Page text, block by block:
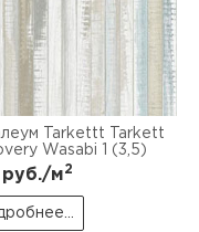
Tarkettt Tarkett
Wasabi 1 (3,5)
руб./м2